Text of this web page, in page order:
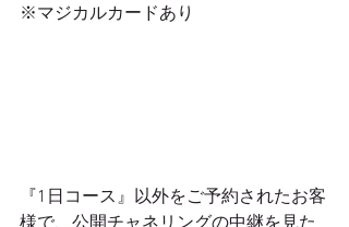
※マジカルカードあり
『1日コース』以外をご予約されたお客